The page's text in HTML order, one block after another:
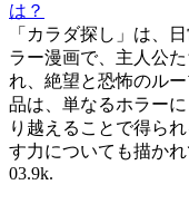
は？
「カラダ探し」は、
ラー漫画で、主人公
れ、絶望と恐怖のル
品は、単なるホラー
り越えることで得ら
す力についても描か
03.9k.